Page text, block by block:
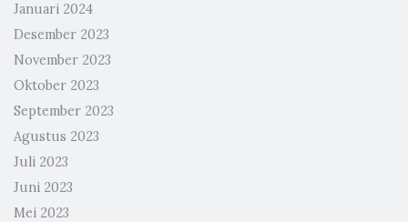
Januari 2024
Desember 2023
November 2023
Oktober 2023
September 2023
Agustus 2023
Juli 2023
Juni 2023
Mei 2023